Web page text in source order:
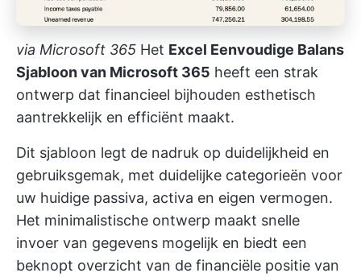
via Microsoft 365 Het Excel Eenvoudige Balans
Sjabloon van Microsoft 365 heeft een strak
ontwerp dat financieel bijhouden esthetisch
aantrekkelijk en efficiënt maakt.
Dit sjabloon legt de nadruk op duidelijkheid en
gebruiksgemak, met duidelijke categorieën voor
uw huidige passiva, activa en eigen vermogen.
Het minimalistische ontwerp maakt snelle
invoer van gegevens mogelijk en biedt een
beknopt overzicht van de financiële positie van